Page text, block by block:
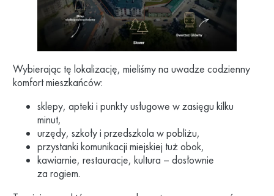
Wybierając tę lokalizację, mieliśmy na uwadze codzienny
komfort mieszkańców:
sklepy, apteki i punkty usługowe w zasięgu kilku
minut,
urzędy, szkoły i przedszkola w pobliżu,
przystanki komunikacji miejskiej tuż obok,
kawiarnie, restauracje, kultura – dosłownie
za rogiem.